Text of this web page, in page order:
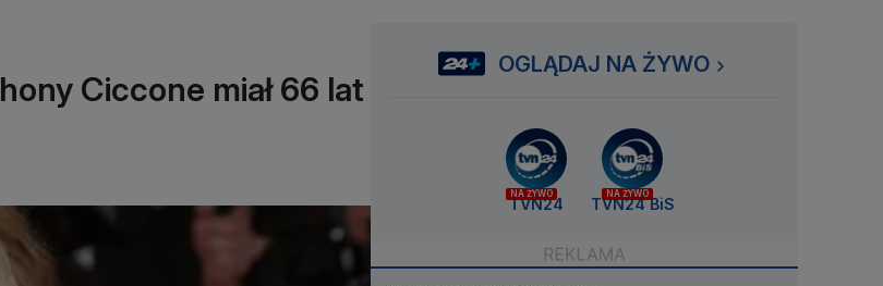
Ciccone miał 66 lat
OGLĄDAJ NA ŻYWO
NA ŻYWO
TVN24
NA ŻYWO
TVN24 BiS